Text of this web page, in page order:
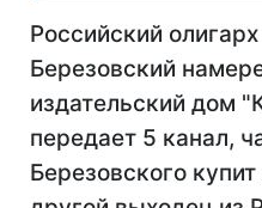
Российский
Березовский
издательский дом
передает 5 канал,
Березовского